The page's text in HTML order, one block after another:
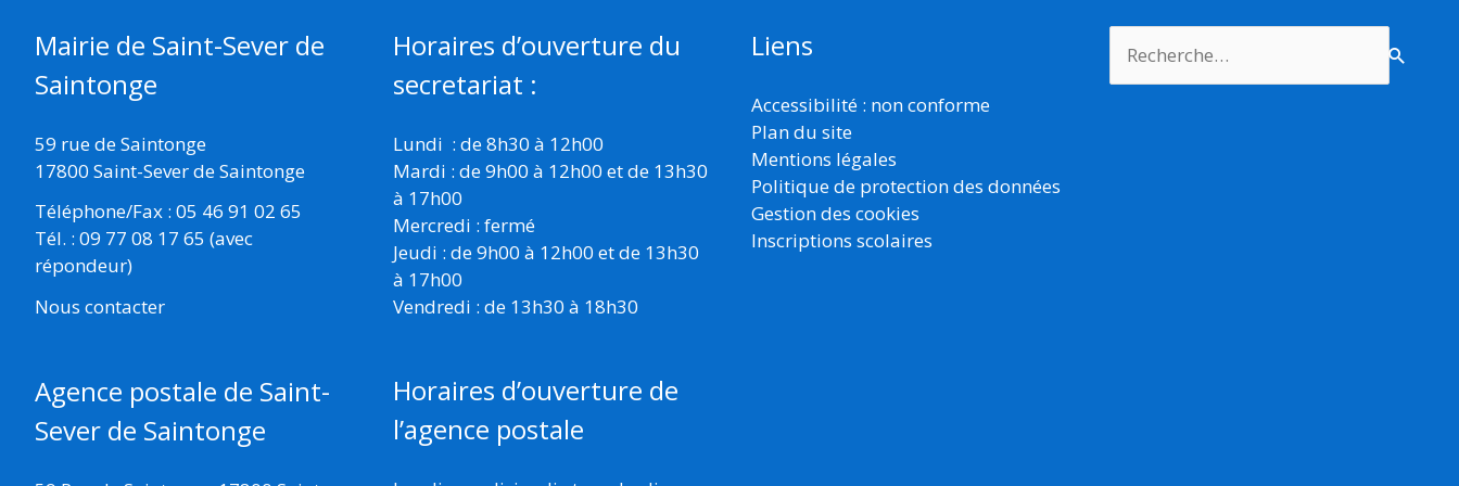
Mairie de Saint-Sever de
Saintonge
59 rue de Saintonge
17800 Saint-Sever de Saintonge
Téléphone/Fax : 05 46 91 02 65
Tél. : 09 77 08 17 65 (avec
répondeur)
Nous contacter
Agence postale de Saint-
Sever de Saintonge
Horaires d’ouverture du
secretariat :
Lundi : de 8h30 à 12h00
Mardi : de 9h00 à 12h00 et de 13h30
à 17h00
Mercredi : fermé
Jeudi : de 9h00 à 12h00 et de 13h30
à 17h00
Vendredi : de 13h30 à 18h30
Horaires d’ouverture de
l’agence postale
Liens
Accessibilité : non conforme
Plan du site
Mentions légales
Politique de protection des données
Gestion des cookies
Inscriptions scolaires